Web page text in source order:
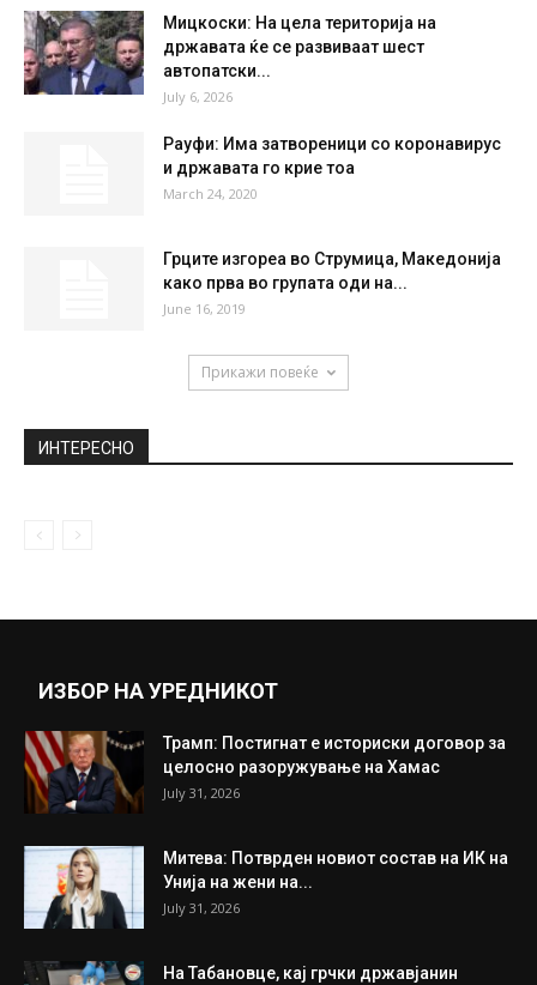
Мицкоски: На цела територија на
државата ќе се развиваат шест
автопатски...
July 6, 2026
Рауфи: Има затвореници со коронавирус
и државата го крие тоа
March 24, 2020
Грците изгореа во Струмица, Македонија
како прва во групата оди на...
June 16, 2019
Прикажи повеќе
ИНТЕРЕСНО
ИЗБОР НА УРЕДНИКОТ
Трамп: Постигнат е историски договор за
целосно разоружување на Хамас
July 31, 2026
Митева: Потврден новиот состав на ИК на
Унија на жени на...
July 31, 2026
На Табановце, кај грчки државјанин